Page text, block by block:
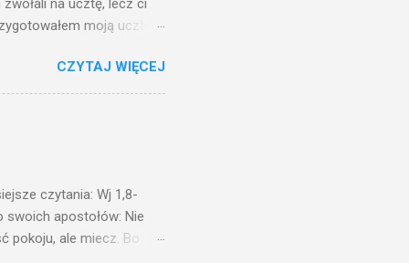
na ucztę, lecz ci
moją ucztę:
Na to król uniósł się
sługom: Uczta
na ucztę wszystkich,
I sala zapełniła się
CZYTAJ WIĘCEJ
czytania: Wj 1,8-
swoich apostołów: Nie
pokoju, ale miecz. Bo